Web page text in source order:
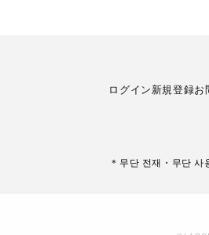
ログイン 新規登録お
＊무단 전재・무단